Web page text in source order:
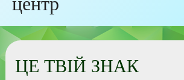
ЦЕ ТВІЙ ЗНАК